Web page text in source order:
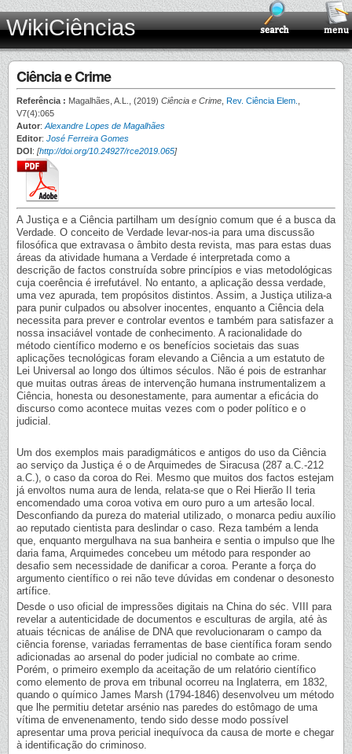
WikiCiências
Ciência e Crime
Referência : Magalhães, A.L., (2019) Ciência e Crime Rev. Ciência Elem.
V7(4):065
Autor: Alexandre Lopes de Magalhães
Editor: José Ferreira Gomes
DOI: [http://doi.org/10.24927/rce2019.065]
A Justiça e a Ciência partilham um desígnio comum que é a busca da
Verdade. O conceito de Verdade levar-nos-ia para uma discussão
filosófica que extravasa o âmbito desta revista, mas para estas duas
áreas da atividade humana a Verdade é interpretada como a
descrição de factos construída sobre princípios e vias metodológicas
cuja coerência é irrefutável. No entanto, a aplicação dessa verdade,
uma vez apurada, tem propósitos distintos. Assim, a Justiça utiliza-a
para punir culpados ou absolver inocentes, enquanto a Ciência dela
necessita para prever e controlar eventos e também para satisfazer a
nossa insaciável vontade de conhecimento. A racionalidade do
método científico moderno e os benefícios societais das suas
aplicações tecnológicas foram elevando a Ciência a um estatuto de
Lei Universal ao longo dos últimos séculos. Não é pois de estranhar
que muitas outras áreas de intervenção humana instrumentalizem a
Ciência, honesta ou desonestamente, para aumentar a eficácia do
discurso como acontece muitas vezes com o poder político e o
judicial.
Um dos exemplos mais paradigmáticos e antigos do uso da Ciência
ao serviço da Justiça é o de Arquimedes de Siracusa (287 a.C.-212
a.C.), o caso da coroa do Rei. Mesmo que muitos dos factos estejam
já envoltos numa aura de lenda, relata-se que o Rei Hierão II teria
encomendado uma coroa votiva em ouro puro a um artesão local.
Desconfiando da pureza do material utilizado, o monarca pediu auxílio
ao reputado cientista para deslindar o caso. Reza também a lenda
que, enquanto mergulhava na sua banheira e sentia o impulso que lhe
daria fama, Arquimedes concebeu um método para responder ao
desafio sem necessidade de danificar a coroa. Perante a força do
argumento científico o rei não teve dúvidas em condenar o desonesto
artífice.
Desde o uso oficial de impressões digitais na China do séc. VIII para
revelar a autenticidade de documentos e esculturas de argila, até às
atuais técnicas de análise de DNA que revolucionaram o campo da
ciência forense, variadas ferramentas de base científica foram sendo
adicionadas ao arsenal do poder judicial no combate ao crime.
Porém, o primeiro exemplo da aceitação de um relatório científico
como elemento de prova em tribunal ocorreu na Inglaterra, em 1832,
quando o químico James Marsh (1794-1846) desenvolveu um método
que lhe permitiu detetar arsénio nas paredes do estômago de uma
vítima de envenenamento, tendo sido desse modo possível
apresentar uma prova pericial inequívoca da causa de morte e chegar
à identificação do criminoso.